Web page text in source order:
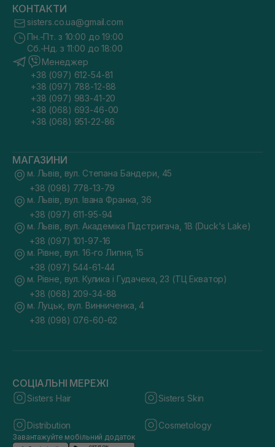
КОНТАКТИ
sisters.co.ua@gmail.com
Пн.-Пт. з 10:00 до 19:00
Сб.-Нд. з 11:00 до 18:00
Менеджер
+38 (097) 612-54-81
+38 (097) 788-12-88
+38 (097) 983-41-20
+38 (068) 693-46-00
+38 (068) 951-22-86
МАГАЗИНИ
м. Львів, вул. Степана Бандери, 45
+38 (098) 778-13-79
м. Львів, вул. Івана Франка, 36
+38 (097) 611-95-94
м. Львів, вул. Академіка Підстригача, 1В (Duck's Lake)
+38 (097) 101-97-16
м. Рівне, вул. 16-го Липня, 15
+38 (097) 544-61-44
м. Рівне, вул. Кулика і Гудачека, 23 (ТЦ Екватор)
+38 (068) 209-34-88
м. Луцьк, вул. Винниченка, 4
+38 (098) 076-60-62
СОЦІАЛЬНІ МЕРЕЖІ
Sisters Hair Sisters Skin
Distribution Cosmetology
Завантажуйте мобільний додаток